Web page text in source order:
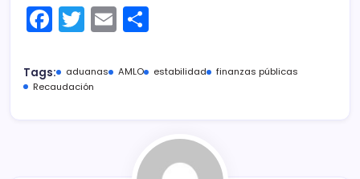
F
a
c
e
T
w
itt
er
E
m
ai m
tir
Tags: aduanas AMLO estabilidad
finanzas públicas
Recaudación